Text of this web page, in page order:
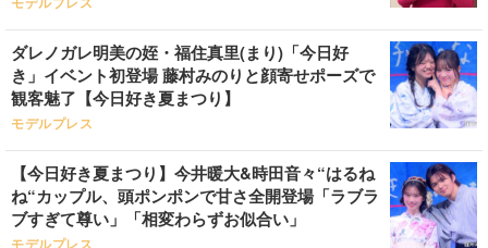
モデルプレス
ダレノガレ明美の姪・福住真里(まり)「今日好
き」イベント初登場 藤村みのりと顔寄せポーズで
観客魅了【今日好き夏まつり】
モデルプレス
【今日好き夏まつり】今井暖大&時田音々“はるね
ね“カップル、頭ポンポンで甘さ全開登場「ラブラ
ブすぎて尊い」「相変わらずお似合い」
モデルプレス